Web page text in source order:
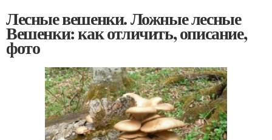
Лесные вешенки. Ложные лесные
Вешенки: как отличить, описание,
фото